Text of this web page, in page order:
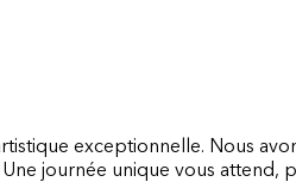
exceptionnelle. Nous
journée unique vous attend,